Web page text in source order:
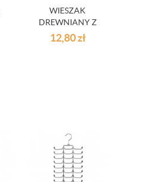
WIESZAK
DREWNIANY Z
KLIPSEM
12,80zł